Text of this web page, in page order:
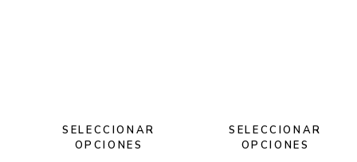
SELECCIONAR
OPCIONES
SELECCIONAR
OPCIONES